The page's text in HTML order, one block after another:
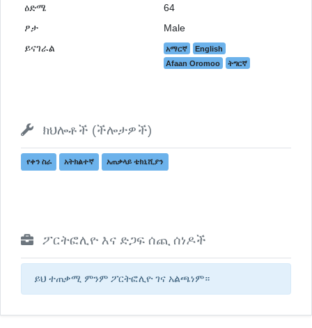
ዕድሜ
64
ፆታ
Male
ይናገራል
አማርኛ
English
Afaan Oromoo
ትግርኛ
ክህሎቶች (ችሎታዎች)
የቀን ስራ አትክልተኛ አጠቃላይ ቴክኒሺያን
ፖርትፎሊዮ እና ድጋፍ ሰጪ ሰነዶች
ይህ ተጠቃሚ ምንም ፖርትፎሊዮ ገና አልጫነም።